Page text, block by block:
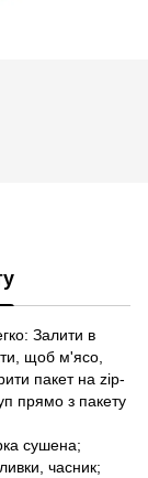
Залити в
щоб м'ясо,
пакет на zip-
прямо з пакету
сушена;
часник;